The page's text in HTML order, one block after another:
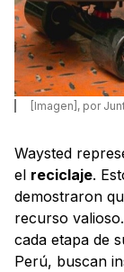
[Imagen], por
Waysted
el reciclaje.
demostraron
recurso
cada etapa de
Perú, buscan